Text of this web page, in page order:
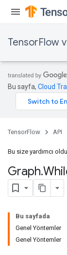
TensorFlow
Bu sayfa, Cloud
TensorFlow API
Bu size yardımcı
Graph.
Bu sayfada
Genel Yöntemler
Genel Yöntemler